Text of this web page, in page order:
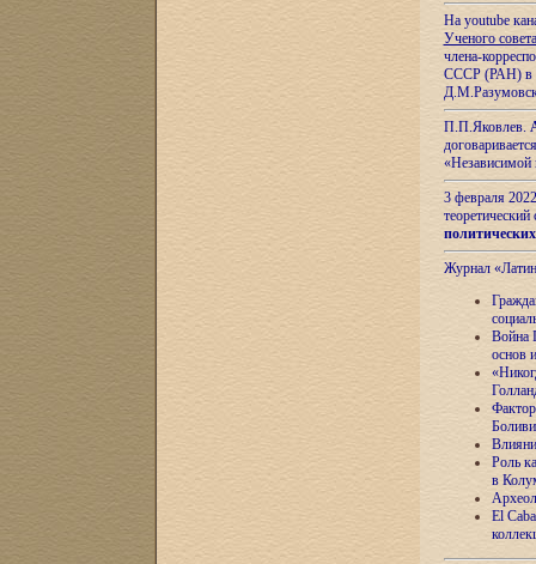
На youtube
Ученого
члена-
СССР (РАН) в
П.П.Яковлев.
«Независимой
3 февраля
теоретический
Журнал
Война
основ
Роль
в
El